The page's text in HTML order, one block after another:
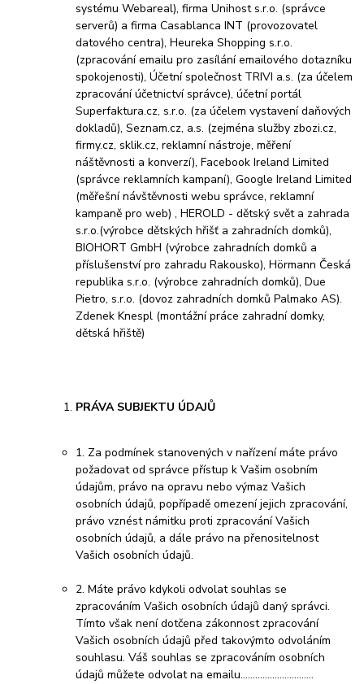
systému Webareal), firma Unihost s.r.o. (správce
serverů) a firma Casablanca INT (provozovatel
datového centra), Heureka Shopping s.r.o.
(zpracování emailu pro zasílání emailového dotazníku
spokojenosti), Účetní společnost TRIVI a.s. (za účelem
zpracování účetnictví správce), účetní portál
Superfaktura.cz, s.r.o. (za účelem vystavení daňových
dokladů), Seznam.cz, a.s. (zejména služby zbozi.cz,
firmy.cz, sklik.cz, reklamní nástroje, měření
náštěvnosti a konverzí), Facebook Ireland Limited
(správce reklamních kampaní), Google Ireland Limited
(měřešní návštěvnosti webu správce, reklamní
kampaně pro web) , HEROLD - dětský svět a zahrada
s.r.o.(výrobce dětských hřišť a zahradních domků),
BIOHORT GmbH (výrobce zahradních domků a
příslušenství pro zahradu Rakousko), Hörmann Česká
republika s.r.o. (výrobce zahradních domků), Due
Pietro, s.r.o. (dovoz zahradních domků Palmako AS).
Zdenek Knespl (montážní práce zahradní domky,
dětská hřiště)
PRÁVA SUBJEKTU ÚDAJŮ
1. Za podmínek stanovených v nařízení máte právo
požadovat od správce přístup k Vašim osobním
údajům, právo na opravu nebo výmaz Vašich
osobních údajů, popřípadě omezení jejich zpracování,
právo vznést námitku proti zpracování Vašich
osobních údajů, a dále právo na přenositelnost
Vašich osobních údajů.
2. Máte právo kdykoli odvolat souhlas se
zpracováním Vašich osobních údajů daný správci.
Tímto však není dotčena zákonnost zpracování
Vašich osobních údajů před takovýmto odvoláním
souhlasu. Váš souhlas se zpracováním osobních
údajů můžete odvolat na emailu………………………...